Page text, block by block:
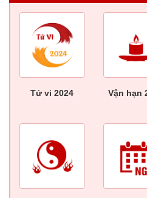
Tử vi 2024 Vận hạn